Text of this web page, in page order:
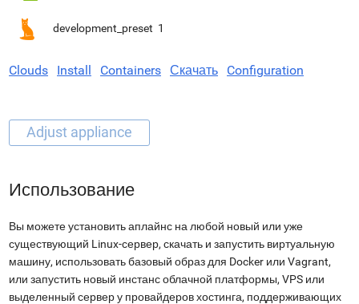
development_preset 1
Clouds Install Containers Скачать Configuration
Использование
Вы можете установить аплайнс на любой новый или уже
существующий Linux-сервер, скачать и запустить виртуальную
машину, использовать базовый образ для Docker или Vagrant,
или запустить новый инстанс облачной платформы, VPS или
выделенный сервер у провайдеров хостинга, поддерживающих